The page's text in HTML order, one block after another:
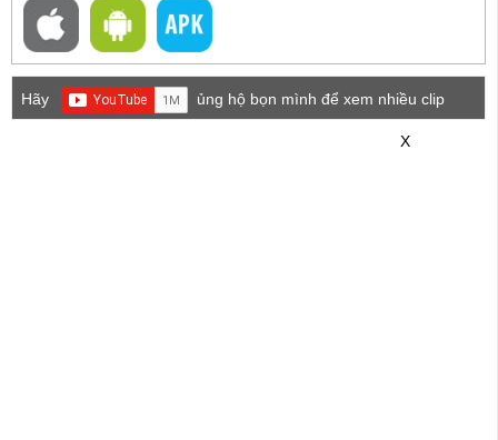
Hãy
ủng hộ bọn mình để xem nhiều clip
X